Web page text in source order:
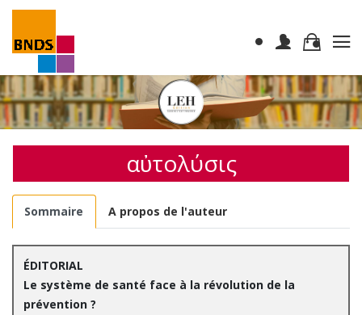
αὐτολύσις
Sommaire A propos de l'auteur
ÉDITORIAL
Le système de santé face à la révolution de la
prévention ?